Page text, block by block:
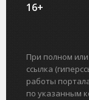
16+
При полном
ссылка
работы
по указанным